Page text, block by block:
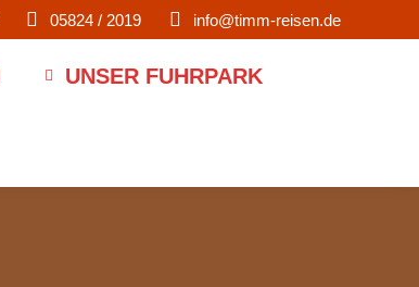
05824 / 2019 info@timm-reisen.de
UNSER FUHRPARK